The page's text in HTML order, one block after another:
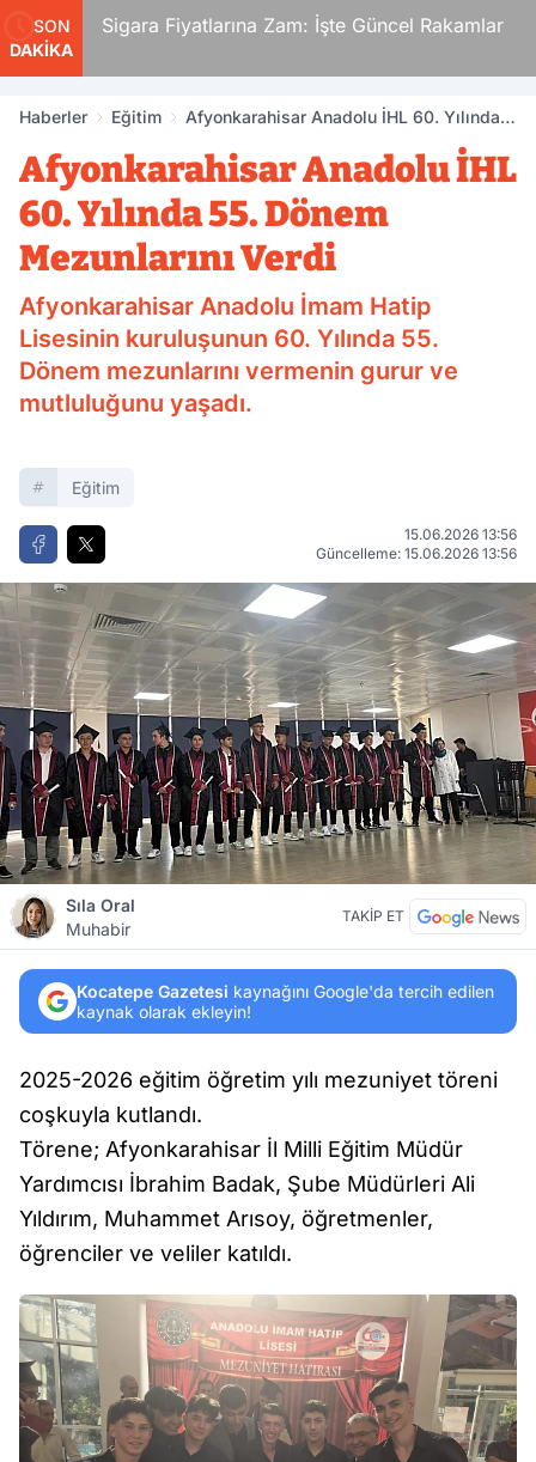
SON
DAKİKA
Sigara Fiyatlarına Zam: İşte Güncel Rakamlar
Haberler Eğitim
Afyonkarahisar Anadolu İHL 60. Yılında
Afyonkarahisar Anadolu İHL
60. Yılında 55. Dönem
Mezunlarını Verdi
Afyonkarahisar Anadolu İmam Hatip
Lisesinin kuruluşunun 60. Yılında 55.
Dönem mezunlarını vermenin gurur ve
mutluluğunu yaşadı.
Eğitim
15.06.2026 13:56
Güncelleme: 15.06.2026 13:56
Sıla Oral
Muhabir
TAKİP ET
Kocatepe Gazetesi kaynağını Google'da tercih edilen
kaynak olarak ekleyin!
2025-2026 eğitim öğretim yılı mezuniyet töreni
coşkuyla kutlandı.
Törene; Afyonkarahisar İl Milli Eğitim Müdür
Yardımcısı İbrahim Badak, Şube Müdürleri Ali
Yıldırım, Muhammet Arısoy, öğretmenler,
öğrenciler ve veliler katıldı.